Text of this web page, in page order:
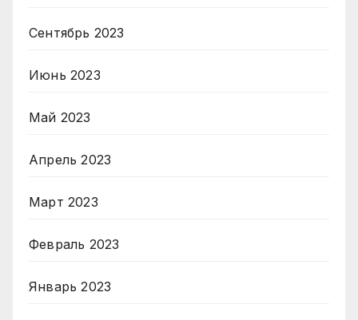
Сентябрь 2023
Июнь 2023
Май 2023
Апрель 2023
Март 2023
Февраль 2023
Январь 2023